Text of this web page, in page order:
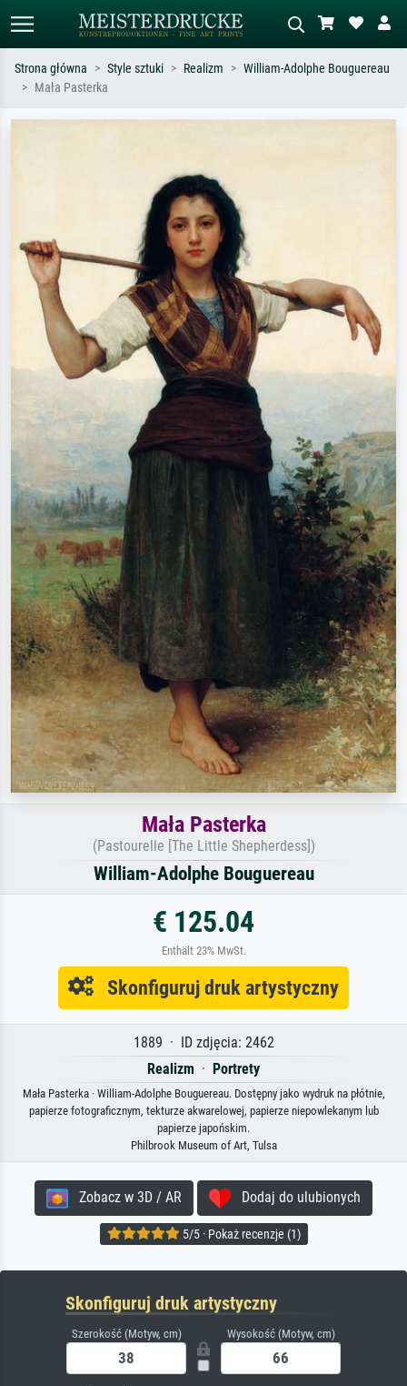
Strona główna Style sztuki Realizm
William-Adolphe Bouguereau
Mała Pasterka
Mała Pasterka
(Pastourelle [The Little Shepherdess])
William-Adolphe Bouguereau
€ 125.04
Enthält 23% MwSt.
Skonfiguruj druk artystyczny
1889 · ID zdjęcia: 2462
Realizm · Portrety
Mała Pasterka · William-Adolphe Bouguereau. Dostępny jako wydruk na płótnie,
papierze fotograficznym, tekturze akwarelowej, papierze niepowlekanym lub
papierze japońskim.
Philbrook Museum of Art, Tulsa
Zobacz w 3D / AR Dodaj do ulubionych
5/5 · Pokaż recenzje (1)
Skonfiguruj druk artystyczny
Szerokość (Motyw, cm) Wysokość (Motyw, cm)